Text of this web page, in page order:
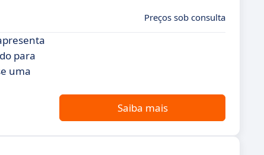
Preços sob consulta
para
uma
Saiba mais